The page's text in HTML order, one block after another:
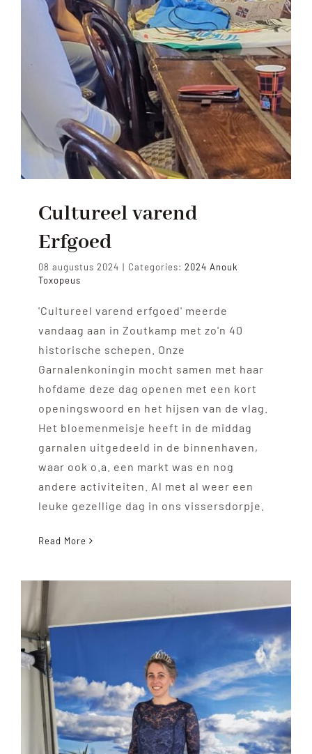
Cultureel varend
Erfgoed
08 augustus 2024 | Categories: 2024 Anouk
Toxopeus
'Cultureel varend erfgoed' meerde
vandaag aan in Zoutkamp met zo'n 40
historische schepen. Onze
Garnalenkoningin mocht samen met haar
hofdame deze dag openen met een kort
openingswoord en het hijsen van de vlag.
Het bloemenmeisje heeft in de middag
garnalen uitgedeeld in de binnenhaven,
waar ook o.a. een markt was en nog
andere activiteiten. Al met al weer een
leuke gezellige dag in ons vissersdorpje.
Read More